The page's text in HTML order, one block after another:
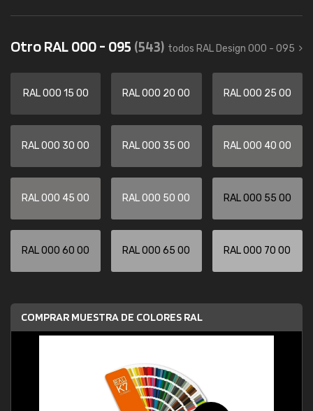
Otro RAL 000 - 095 (543) todos RAL Design 000 - 095
RAL 000 15 00 RAL 000 20 00 RAL 000 25 00
RAL 000 30 00 RAL 000 35 00 RAL 000 40 00
RAL 000 45 00 RAL 000 50 00 RAL 000 55 00
RAL 000 60 00 RAL 000 65 00 RAL 000 70 00
COMPRAR MUESTRA DE COLORES RAL